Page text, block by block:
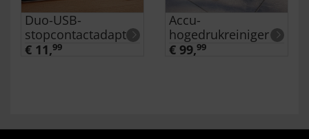
Duo-USB-
stopcontactadapter
€ 11,99
Accu-
hogedrukreiniger
€ 99,99